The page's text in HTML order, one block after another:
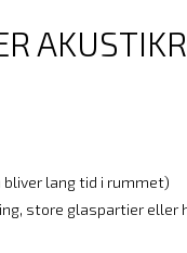
lang tid i rummet)
store glaspartier eller